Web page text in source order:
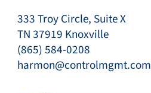
333 Troy Circle, Suite X
TN 37919 Knoxville
(865) 584-0208
harmon@controlmgmt.com